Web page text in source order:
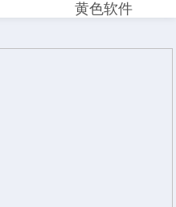
黄色软件